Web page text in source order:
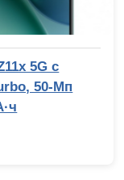
5G с
50-Мп